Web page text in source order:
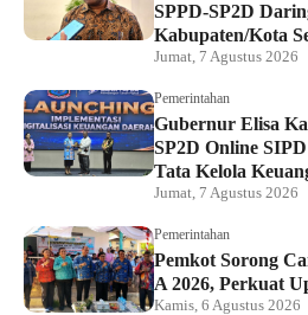
SPPD-SP2D
Kabupaten/Kota
Jumat, 7 Agustus 2026
Pemerintahan
Gubernur Elisa
SP2D Online
Tata Kelola
Jumat, 7 Agustus 2026
Pemerintahan
Pemkot Sorong
A 2026, Perkuat
Kamis, 6 Agustus 2026